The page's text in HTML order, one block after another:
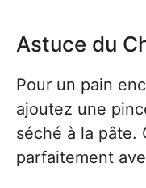
Astuce du
Pour un pain
ajoutez une
séché à la pâte.
parfaitement